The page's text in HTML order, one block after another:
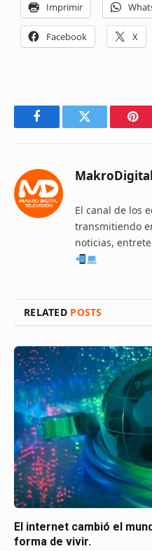
Imprimir
Facebook X
FacebookTwitter
El canal de los
transmitiendo
noticias,
RELATED POSTS
El internet cambió el
forma de vivir.